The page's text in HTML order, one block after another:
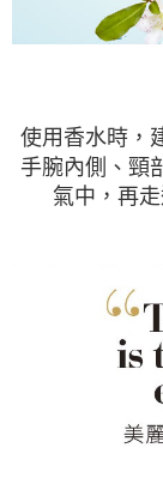
使用香水時，
手腕內側、頸
氣中，再